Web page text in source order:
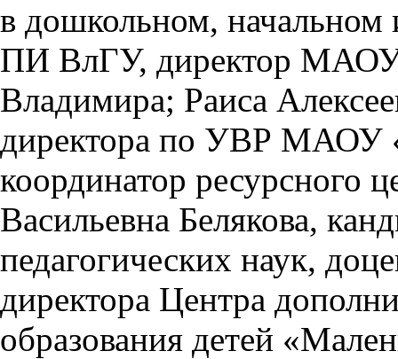
в дошкольном, начальном
ПИ ВлГУ, директор
Владимира; Раиса
директора по УВР МАОУ
координатор ресурсного
Васильевна Белякова,
педагогических наук,
директора Центра
образования детей